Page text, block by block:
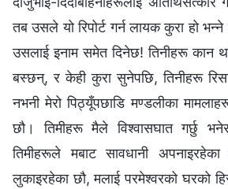
तब उसले यो रिपोर्ट गर्न लायक कुरा हो
उसलाई इनाम समेत दिनेछ! तिनीहरू कान
बस्छन्, र केही कुरा सुनेपछि, तिनीहरू
नभनी मेरो पिठ्यूँपछाडि मण्डलीका
छौ। तिमीहरू मैले विश्वासघात गर्छु
तिमीहरूले मबाट सावधानी
लुकाइरहेका छौ, मलाई परमेश्‍वरको घरको